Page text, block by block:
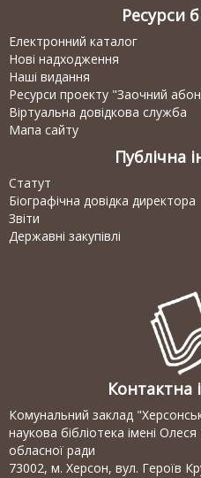
Ресурси
Електронний каталог
Нові надходження
Наші видання
Ресурси проекту "Заочний
Віртуальна довідкова служба
Мапа сайту
Публічна
Статут
Біографічна довідка директора
Звіти
Державні закупівлі
Контактна
Комунальний заклад
наукова бібліотека імені
обласної ради
73002, м. Херсон, вул. Героїв